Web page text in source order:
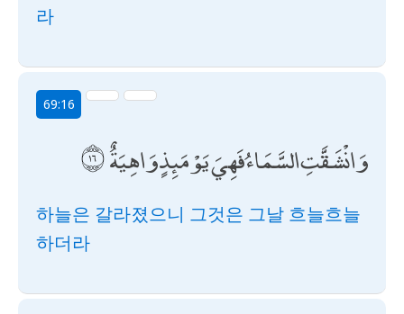
라
69:16
وَانْشَقَّتِ السَّمَاءُ فَهِيَ يَوْمَئِذٍ وَاهِيَةٌ
하늘은 갈라졌으니 그것은 그날 흐늘흐늘
하더라